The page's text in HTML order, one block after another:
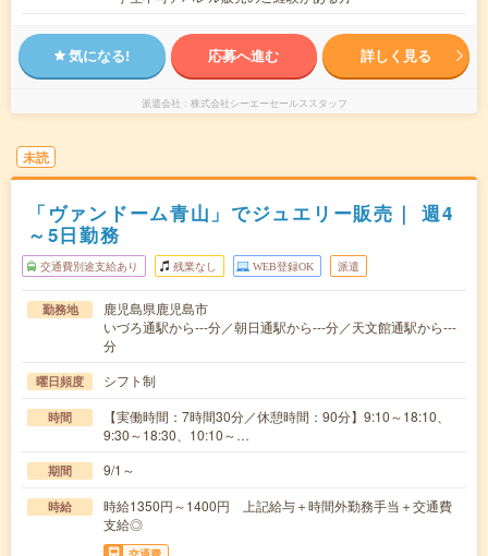
気になる! 応募へ進む 詳しく見る
派遣会社 株式会社シーエーセールススタッフ
未読
「ヴァンドーム青山」でジュエリー販売｜ 週4
～5日勤務
交通費別途支給あり 残業なし WEB登録OK 派遣
勤務地
鹿児島県鹿児島市
いづろ通駅から---分／朝日通駅から---分／天文館通駅から---
分
曜日頻度 シフト制
時間
【実働時間：7時間30分／休憩時間：90分】9:10～18:10、
9:30～18:30、10:10～…
期間 9/1～
時給
時給1350円～1400円 上記給与＋時間外勤務手当＋交通費
支給◎